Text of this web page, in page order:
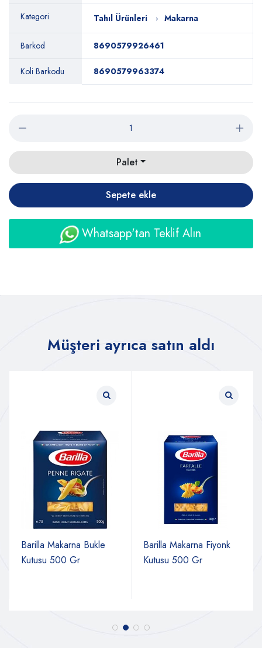
Kategori Tahıl Ürünleri Makarna
Barkod 8690579926461
Koli Barkodu 8690579963374
Palet
Sepete ekle
Whatsapp'tan Teklif Alın
Müşteri ayrıca satın aldı
Barilla Makarna Bukle
Kutusu 500 Gr
Barilla Makarna Fiyonk
Kutusu 500 Gr